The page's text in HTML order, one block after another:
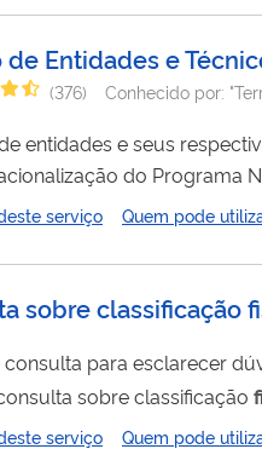
Entidades e
(376) Conhecido por:
técnicos parceiros que, ao se certificar ,
do Programa
técnicos vinculados, poderão
rurais e
serviço Quem pode
sobre classificação
para esclarecer
(NCM). A consulta sobre classificação
classificaçãofiscaldas
serviço Quem pode